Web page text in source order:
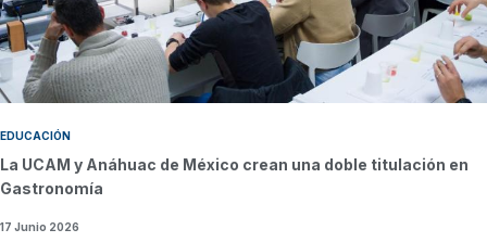
EDUCACIÓN
La UCAM y Anáhuac de México crean una doble titulación en
Gastronomía
17 Junio 2026